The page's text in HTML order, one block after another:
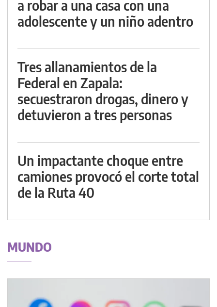
a robar a una casa con una
adolescente y un niño adentro
Tres allanamientos de la
Federal en Zapala:
secuestraron drogas, dinero y
detuvieron a tres personas
Un impactante choque entre
camiones provocó el corte total
de la Ruta 40
MUNDO